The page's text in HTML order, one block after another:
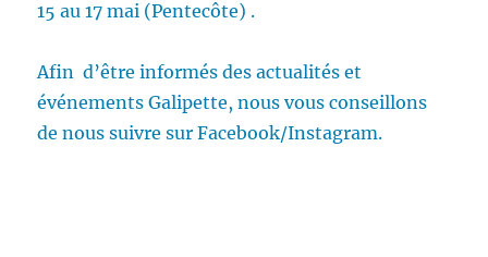
15 au 17 mai (Pentecôte) .
Afin d’être informés des actualités et
événements Galipette, nous vous conseillons
de nous suivre sur Facebook/Instagram.